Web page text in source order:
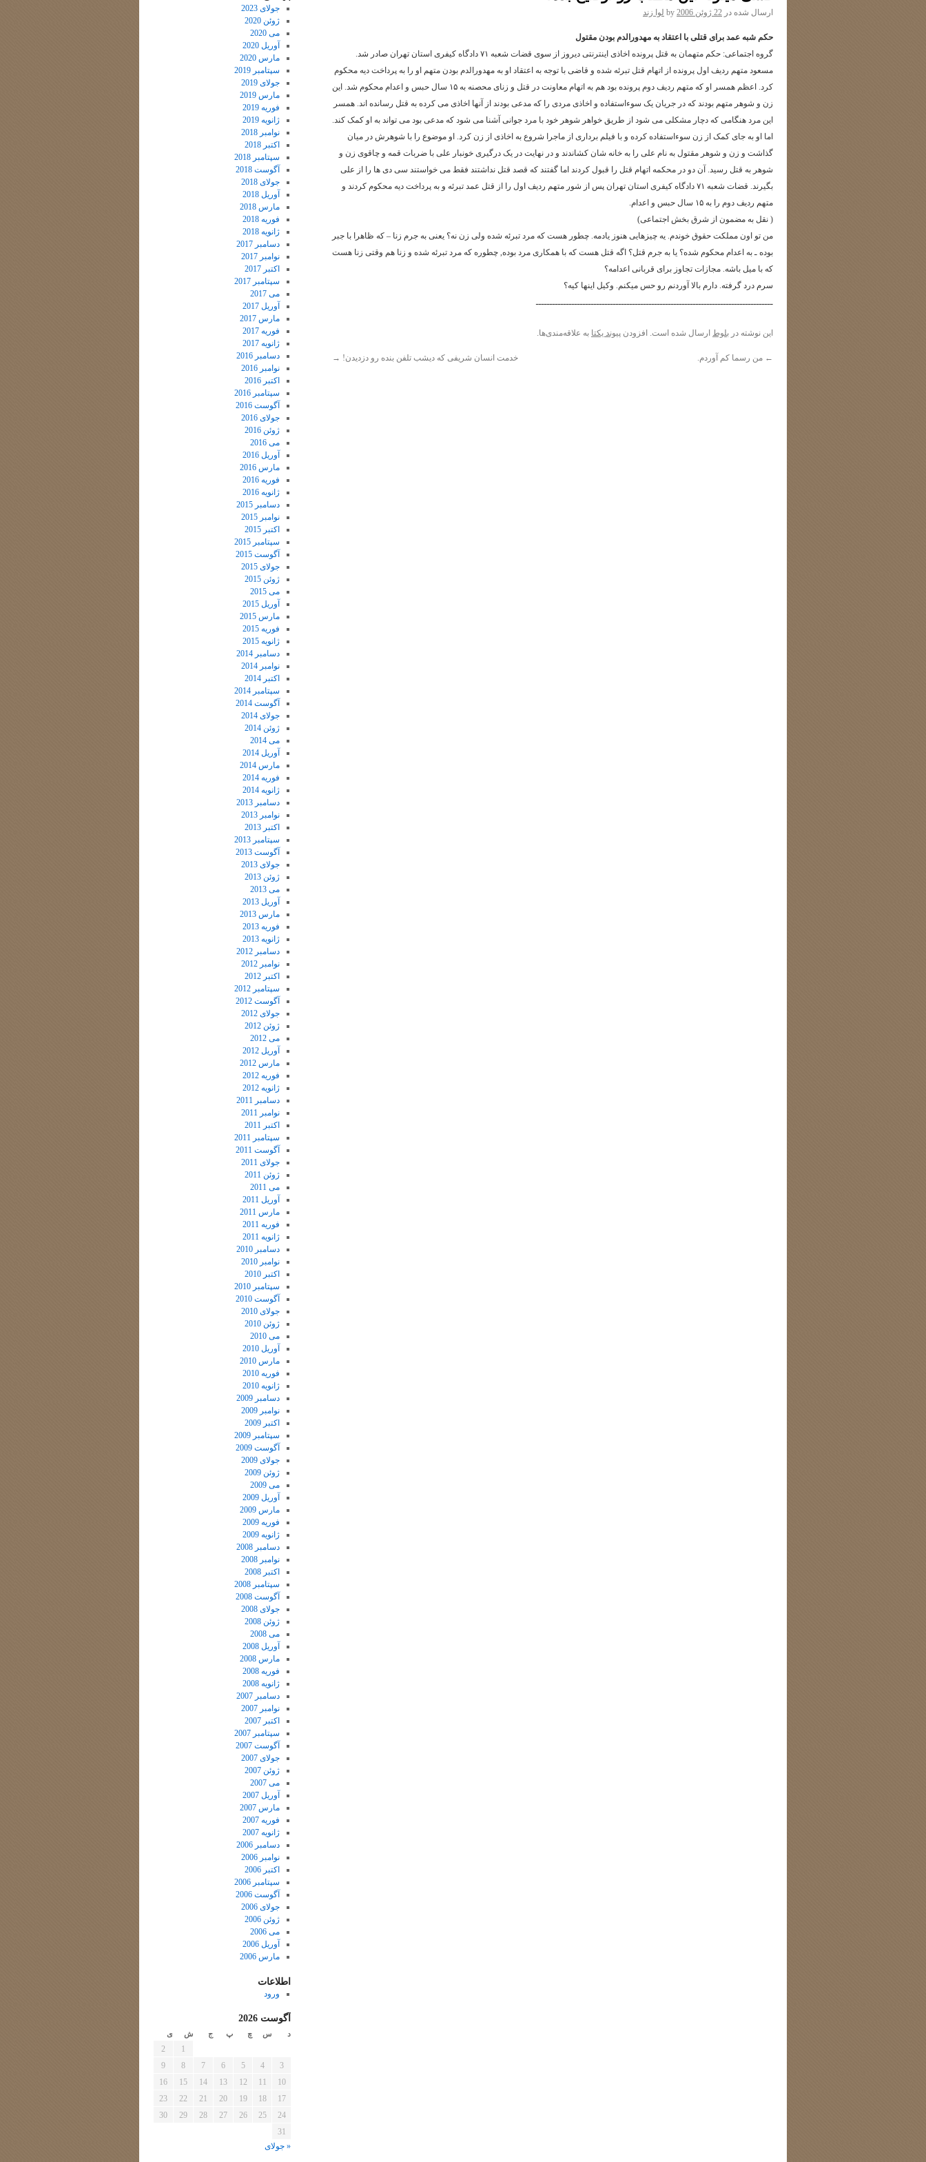
ارسال شده در 22 ژوئن 2006 by لوا زند
حکم شبه عمد براى قتلى با اعتقاد به مهدورالدم بودن مقتول
گروه اجتماعى: حکم متهمان به قتل پرونده اخاذى اینترنتى دیروز از سوى قضات شعبه ۷۱ دادگاه کیفرى استان تهران صادر شد.
مسعود متهم ردیف اول پرونده از اتهام قتل تبرئه شده و قاضى با توجه به اعتقاد او به مهدورالدم بودن متهم او را به پرداخت دیه محکوم
کرد. اعظم همسر او که متهم ردیف دوم پرونده بود هم به اتهام معاونت در قتل و زناى محصنه به ۱۵ سال حبس و اعدام محکوم شد. این
زن و شوهر متهم بودند که در جریان یک سوءاستفاده و اخاذى مردى را که مدعى بودند از آنها اخاذى مى کرده به قتل رسانده اند. همسر
این مرد هنگامى که دچار مشکلى مى شود از طریق خواهر شوهر خود با مرد جوانى آشنا مى شود که مدعى بود مى تواند به او کمک کند.
اما او به جاى کمک از زن سوءاستفاده کرده و با فیلم بردارى از ماجرا شروع به اخاذى از زن کرد. او موضوع را با شوهرش در میان
گذاشت و زن و شوهر مقتول به نام على را به خانه شان کشاندند و در نهایت در یک درگیرى خونبار على با ضربات قمه و چاقوى زن و
شوهر به قتل رسید. آن دو در محکمه اتهام قتل را قبول کردند اما گفتند که قصد قتل نداشتند فقط مى خواستند سى دى ها را از على
بگیرند. قضات شعبه ۷۱ دادگاه کیفرى استان تهران پس از شور متهم ردیف اول را از قتل عمد تبرئه و به پرداخت دیه محکوم کردند و
متهم ردیف دوم را به ۱۵ سال حبس و اعدام.
( نقل به مضمون از شرق بخش اجتماعی)
من تو اون مملکت حقوق خوندم. یه چیزهایی هنوز یادمه. چطور هست که مرد تبرئه شده ولی زن نه؟ یعنی به جرم زنا – که ظاهرا با جبر
بوده ـ به اعدام محکوم شده؟ یا به جرم قتل؟ اگه قتل هست که با همکاری مرد بوده, چطوره که مرد تبرئه شده و زنا هم وقتی زنا هست
که با میل باشه. مجازات تجاوز برای قربانی اعدامه؟
سرم درد گرفته. دارم بالا آوردنم رو حس میکنم. وکیل اینها کیه؟
ــــــــــــــــــــــــــــــــــــــــــــــــــــــــــــــــــــــــــــــــــــــ
این نوشته در بلوط ارسال شده است. افزودن پیوند یکتا به علاقه‌مندی‌ها.
← من رسما کم آوردم. خدمت انسان شریفی که دیشب تلفن بنده رو دزدیدن! →
جولای 2023
ژوئن 2020
می 2020
آوریل 2020
مارس 2020
سپتامبر 2019
جولای 2019
مارس 2019
فوریه 2019
ژانویه 2019
نوامبر 2018
اکتبر 2018
سپتامبر 2018
آگوست 2018
جولای 2018
آوریل 2018
مارس 2018
فوریه 2018
ژانویه 2018
دسامبر 2017
نوامبر 2017
اکتبر 2017
سپتامبر 2017
می 2017
آوریل 2017
مارس 2017
فوریه 2017
ژانویه 2017
دسامبر 2016
نوامبر 2016
اکتبر 2016
سپتامبر 2016
آگوست 2016
جولای 2016
ژوئن 2016
می 2016
آوریل 2016
مارس 2016
فوریه 2016
ژانویه 2016
دسامبر 2015
نوامبر 2015
اکتبر 2015
سپتامبر 2015
آگوست 2015
جولای 2015
ژوئن 2015
می 2015
آوریل 2015
مارس 2015
فوریه 2015
ژانویه 2015
دسامبر 2014
نوامبر 2014
اکتبر 2014
سپتامبر 2014
آگوست 2014
جولای 2014
ژوئن 2014
می 2014
آوریل 2014
مارس 2014
فوریه 2014
ژانویه 2014
دسامبر 2013
نوامبر 2013
اکتبر 2013
سپتامبر 2013
آگوست 2013
جولای 2013
ژوئن 2013
می 2013
آوریل 2013
مارس 2013
فوریه 2013
ژانویه 2013
دسامبر 2012
نوامبر 2012
اکتبر 2012
سپتامبر 2012
آگوست 2012
جولای 2012
ژوئن 2012
می 2012
آوریل 2012
مارس 2012
فوریه 2012
ژانویه 2012
دسامبر 2011
نوامبر 2011
اکتبر 2011
سپتامبر 2011
آگوست 2011
جولای 2011
ژوئن 2011
می 2011
آوریل 2011
مارس 2011
فوریه 2011
ژانویه 2011
دسامبر 2010
نوامبر 2010
اکتبر 2010
سپتامبر 2010
آگوست 2010
جولای 2010
ژوئن 2010
می 2010
آوریل 2010
مارس 2010
فوریه 2010
ژانویه 2010
دسامبر 2009
نوامبر 2009
اکتبر 2009
سپتامبر 2009
آگوست 2009
جولای 2009
ژوئن 2009
می 2009
آوریل 2009
مارس 2009
فوریه 2009
ژانویه 2009
دسامبر 2008
نوامبر 2008
اکتبر 2008
سپتامبر 2008
آگوست 2008
جولای 2008
ژوئن 2008
می 2008
آوریل 2008
مارس 2008
فوریه 2008
ژانویه 2008
دسامبر 2007
نوامبر 2007
اکتبر 2007
سپتامبر 2007
آگوست 2007
جولای 2007
ژوئن 2007
می 2007
آوریل 2007
مارس 2007
فوریه 2007
ژانویه 2007
دسامبر 2006
نوامبر 2006
اکتبر 2006
سپتامبر 2006
آگوست 2006
جولای 2006
ژوئن 2006
می 2006
آوریل 2006
مارس 2006
اطلاعات
ورود
آگوست 2026
د س چ پ ج ش ی
1
2
3
4
5
6
7
8
9
10
11
12
13
14
15
16
17
18
19
20
21
22
23
24
25
26
27
28
29
30
31
« جولای